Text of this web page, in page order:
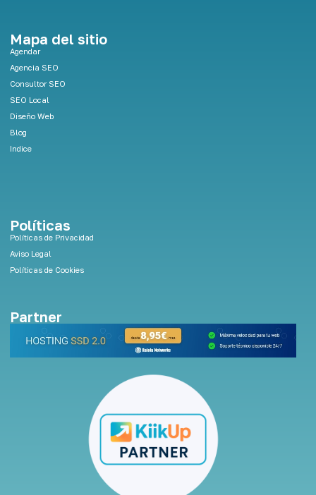
e
d
n
Mapa del sitio
Agendar
Agencia SEO
Consultor SEO
SEO Local
Diseño Web
Blog
Indice
Políticas
Políticas de Privacidad
Aviso Legal
Políticas de Cookies
Partner